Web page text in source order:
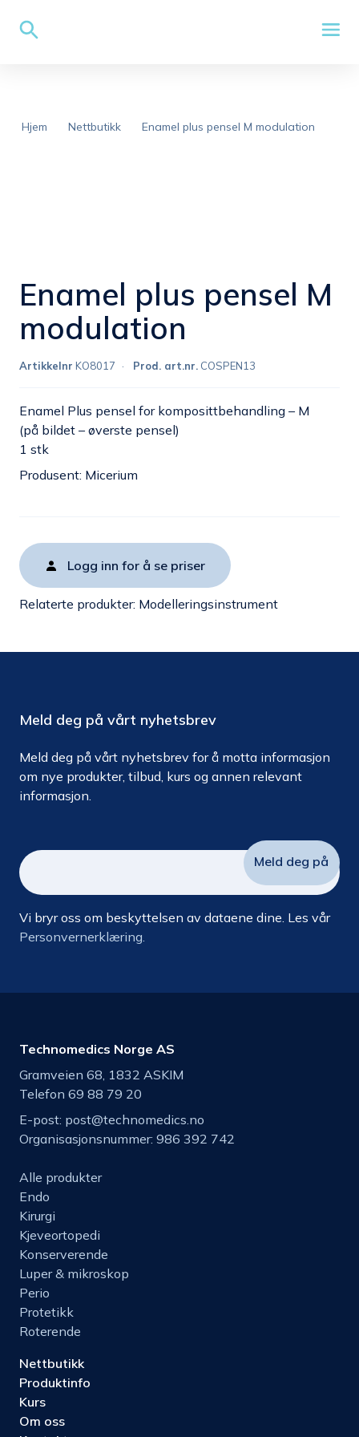
Hjem Nettbutikk Enamel plus pensel M modulation
Enamel plus pensel M
modulation
Artikkelnr KO8017 Prod. art.nr. COSPEN13
Enamel Plus pensel for komposittbehandling – M
(på bildet – øverste pensel)
1 stk
Produsent: Micerium
Logg inn for å se priser
Relaterte produkter: Modelleringsinstrument
Meld deg på vårt nyhetsbrev
Meld deg på vårt nyhetsbrev for å motta informasjon
om nye produkter, tilbud, kurs og annen relevant
informasjon.
Vi bryr oss om beskyttelsen av dataene dine. Les vår
Personvernerklæring.
Technomedics Norge AS
Gramveien 68, 1832 ASKIM
Telefon 69 88 79 20
E-post: post@technomedics.no
Organisasjonsnummer: 986 392 742
Alle produkter
Endo
Kirurgi
Kjeveortopedi
Konserverende
Luper & mikroskop
Perio
Protetikk
Roterende
Nettbutikk
Produktinfo
Kurs
Om oss